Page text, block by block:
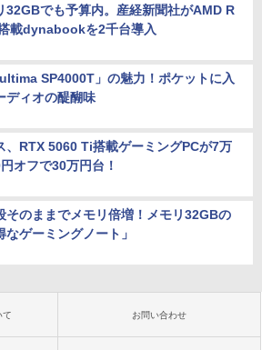
32GBでも予算内。産経新聞社がAMD R
載dynabookを2千台導入
SP4000T」の魅力！ポケットに入
ディオの醍醐味
、RTX 5060 Ti搭載ゲーミングPCが7万
オフで30万円台！
そのままでメモリ倍増！メモリ32GBの
なゲーミングノート」
て お問い合わせ